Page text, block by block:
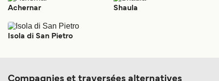
Achernar Shaula
Isola di San Pietro
Compagnies et traversées alternatives